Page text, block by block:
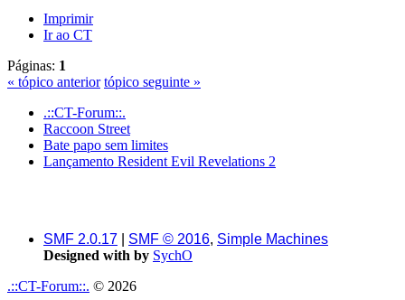
Imprimir
Ir ao CT
Páginas: 1
« tópico anterior tópico seguinte »
.::CT-Forum::.
Raccoon Street
Bate papo sem limites
Lançamento Resident Evil Revelations 2
SMF 2.0.17 SMF © 2016, Simple Machines
Designed with by SychO
.::CT-Forum::. © 2026